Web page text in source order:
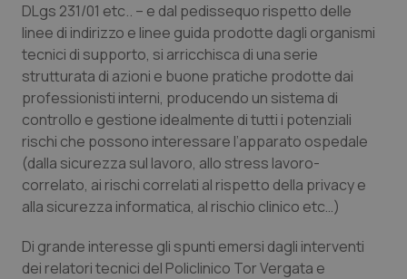
Ulcera & Reflusso
Vaccini
DLgs 231/01 etc.. – e dal pedissequo rispetto delle
linee di indirizzo e linee guida prodotte dagli organismi
tecnici di supporto, si arricchisca di una serie
strutturata di azioni e buone pratiche prodotte dai
professionisti interni, producendo un sistema di
controllo e gestione idealmente di tutti i potenziali
rischi che possono interessare l’apparato ospedale
(dalla sicurezza sul lavoro, allo stress lavoro-
correlato, ai rischi correlati al rispetto della privacy e
alla sicurezza informatica, al rischio clinico etc…)
Di grande interesse gli spunti emersi dagli interventi
dei relatori tecnici del Policlinico Tor Vergata e